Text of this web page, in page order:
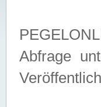
Abfrage